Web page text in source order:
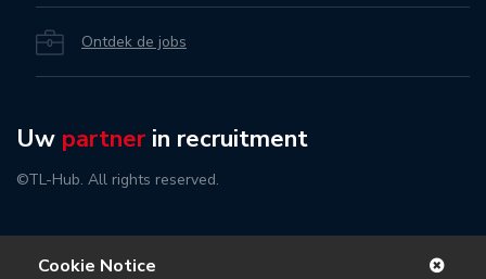
Ontdek de jobs
Uw partner in recruitment
©TL-Hub. All rights reserved.
Cookie Notice